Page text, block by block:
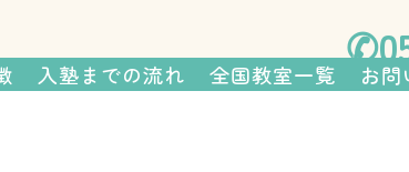
が塾長を務める、 個
入塾までの流れ 全国教室一覧 お問